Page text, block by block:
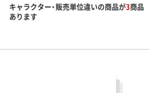
キャラクター・販売単位違いの商品が3商品
あります